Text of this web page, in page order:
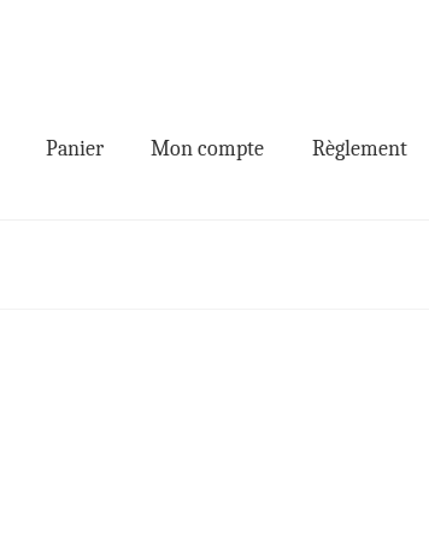
Panier Mon compte Règlement